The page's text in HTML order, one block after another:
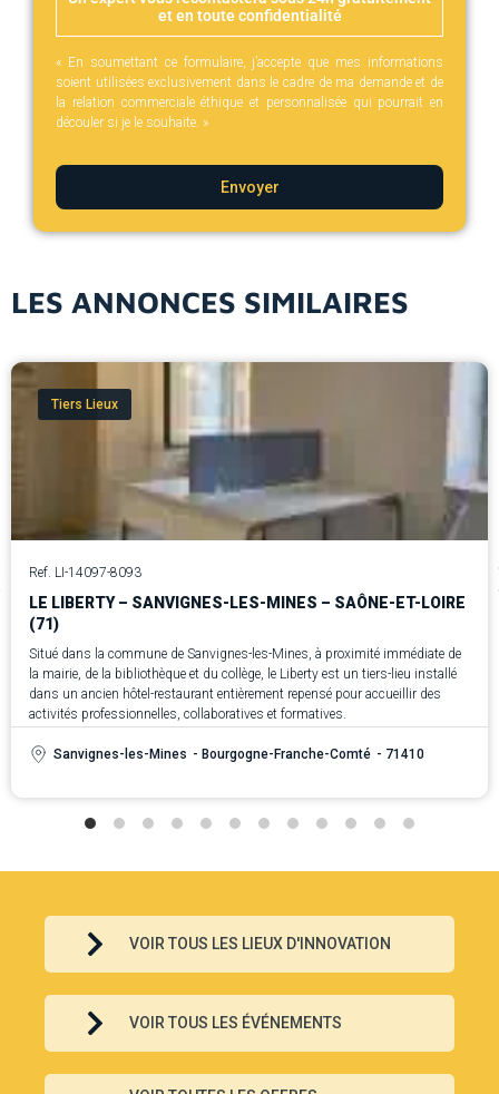
et en toute confidentialité
« En soumettant ce formulaire, j’accepte que mes informations
soient utilisées exclusivement dans le cadre de ma demande et de
la relation commerciale éthique et personnalisée qui pourrait en
découler si je le souhaite. »
Envoyer
LES ANNONCES SIMILAIRES
Tiers Lieux
Ref. LI-14097-8093
LE LIBERTY – SANVIGNES-LES-MINES – SAÔNE-ET-LOIRE
(71)
Situé dans la commune de Sanvignes-les-Mines, à proximité immédiate de
la mairie, de la bibliothèque et du collège, le Liberty est un tiers-lieu installé
dans un ancien hôtel-restaurant entièrement repensé pour accueillir des
activités professionnelles, collaboratives et formatives.
Sanvignes-les-Mines - Bourgogne-Franche-Comté - 71410
VOIR TOUS LES LIEUX D'INNOVATION
VOIR TOUS LES ÉVÉNEMENTS